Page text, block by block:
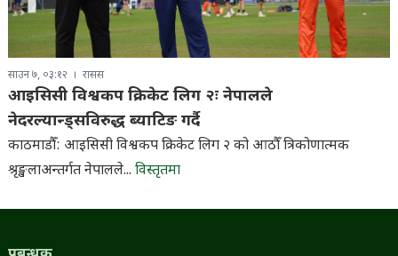
साउन ७, ०३:१२ रासस
आइसिसी विश्वकप क्रिकेट लिग २ः नेपालले
नेदरल्यान्ड्सविरुद्ध ब्याटिङ गर्दै
काठमाडौँ: आइसिसी विश्वकप क्रिकेट लिग २ को आठौँ त्रिकोणात्मक
श्रृङ्खलाअन्तर्गत नेपालले... विस्तृतमा